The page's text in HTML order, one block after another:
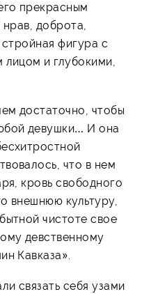
прекрасным
нрав, доброта,
фигура с
лицом и глубокими,
достаточно, чтобы
девушки… И она
что в нем
кровь свободного
внешнюю культуру,
чистоте свое
девственному
Кавказа».
связать себя узами